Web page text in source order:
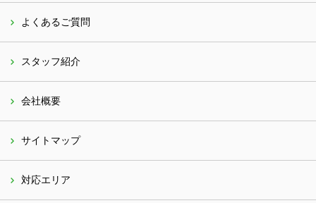
よくあるご質問
スタッフ紹介
会社概要
サイトマップ
対応エリア